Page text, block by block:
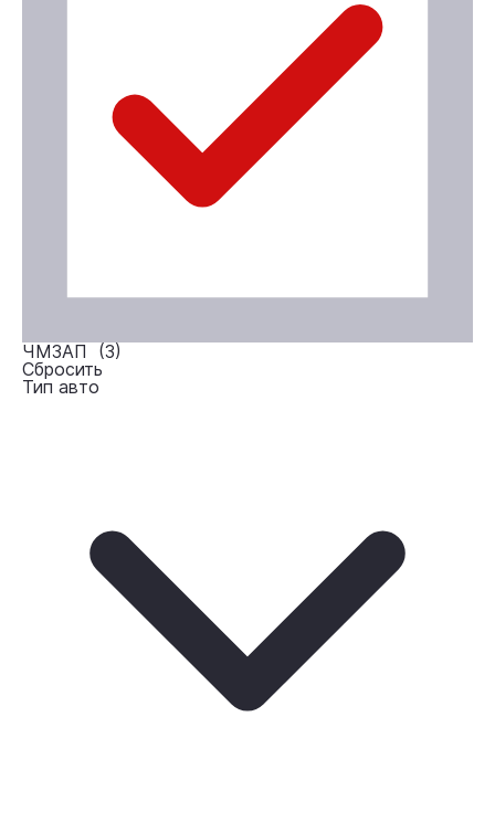
ЧМЗАП (3)
Сбросить
Тип авто